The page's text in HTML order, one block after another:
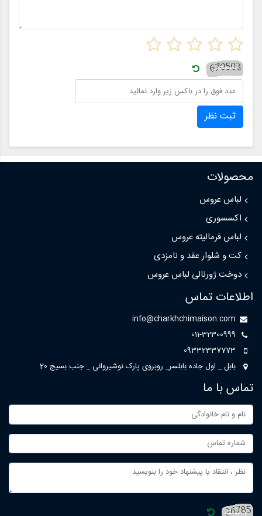
ثبت نظر
محصولات
لباس عروس
اکسسوری
لباس فرمالیته عروس
کت و شلوار عقد و نامزدی
دوخت ژورنالی لباس عروس
اطلاعات تماس
info@charkhchimaison.com
011-32300999
09332337773
بابل _ اول جاده بابلسر_ روبروی پارک نوشیروانی _ جنب بسیج 20
تماس با ما